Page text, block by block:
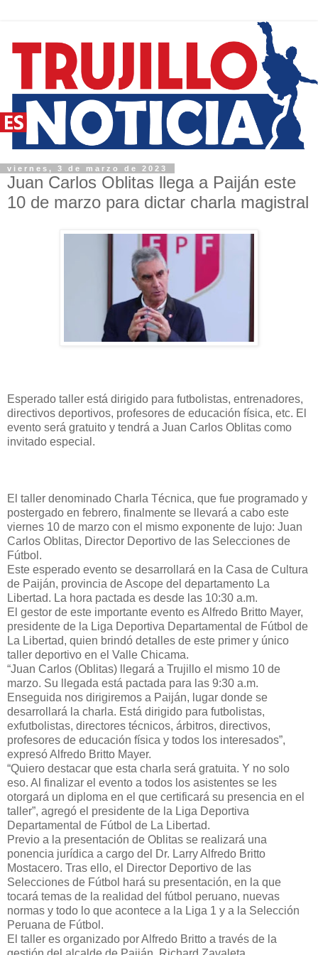
viernes, 3 de marzo de 2023
Juan Carlos Oblitas llega a Paiján este
10 de marzo para dictar charla magistral
Esperado taller está dirigido para futbolistas, entrenadores,
directivos deportivos, profesores de educación física, etc. El
evento será gratuito y tendrá a Juan Carlos Oblitas como
invitado especial.
El taller denominado Charla Técnica, que fue programado y
postergado en febrero, finalmente se llevará a cabo este
viernes 10 de marzo con el mismo exponente de lujo: Juan
Carlos Oblitas, Director Deportivo de las Selecciones de
Fútbol.
Este esperado evento se desarrollará en la Casa de Cultura
de Paiján, provincia de Ascope del departamento La
Libertad. La hora pactada es desde las 10:30 a.m.
El gestor de este importante evento es Alfredo Britto Mayer,
presidente de la Liga Deportiva Departamental de Fútbol de
La Libertad, quien brindó detalles de este primer y único
taller deportivo en el Valle Chicama.
“Juan Carlos (Oblitas) llegará a Trujillo el mismo 10 de
marzo. Su llegada está pactada para las 9:30 a.m.
Enseguida nos dirigiremos a Paiján, lugar donde se
desarrollará la charla. Está dirigido para futbolistas,
exfutbolistas, directores técnicos, árbitros, directivos,
profesores de educación física y todos los interesados”,
expresó Alfredo Britto Mayer.
“Quiero destacar que esta charla será gratuita. Y no solo
eso. Al finalizar el evento a todos los asistentes se les
otorgará un diploma en el que certificará su presencia en el
taller”, agregó el presidente de la Liga Deportiva
Departamental de Fútbol de La Libertad.
Previo a la presentación de Oblitas se realizará una
ponencia jurídica a cargo del Dr. Larry Alfredo Britto
Mostacero. Tras ello, el Director Deportivo de las
Selecciones de Fútbol hará su presentación, en la que
tocará temas de la realidad del fútbol peruano, nuevas
normas y todo lo que acontece a la Liga 1 y a la Selección
Peruana de Fútbol.
El taller es organizado por Alfredo Britto a través de la